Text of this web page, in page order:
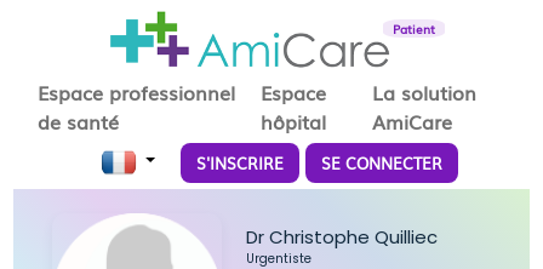
Patient
Espace professionnel
de santé
Espace
hôpital
La solution
AmiCare
S'INSCRIRE SE CONNECTER
Dr Christophe Quilliec
Urgentiste